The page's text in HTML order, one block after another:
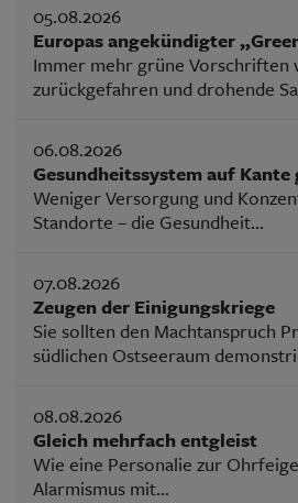
05.08.2026
Europas angekündigter
Immer mehr grüne Vorschriften
zurückgefahren und drohende
06.08.2026
Gesundheitssystem auf Kante
Weniger Versorgung und
Standorte – die Gesundheit...
07.08.2026
Zeugen der Einigungskriege
Sie sollten den Machtanspruch
südlichen Ostseeraum
08.08.2026
Gleich mehrfach entgleist
Wie eine Personalie zur
Alarmismus mit...